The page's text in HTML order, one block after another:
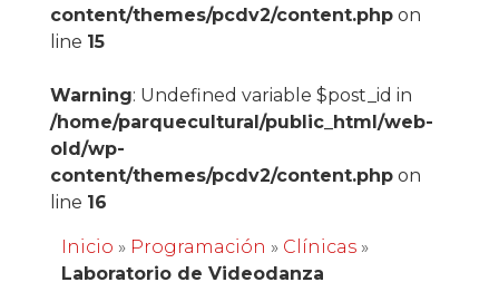
content/themes/pcdv2/content.phpon
line 15
Warning: Undefined variable $post_id in
/home/parquecultural/public_html/web-
old/wp-
content/themes/pcdv2/content.phpon
line 16
Inicio » Programación » Clínicas»
Laboratorio de Videodanza